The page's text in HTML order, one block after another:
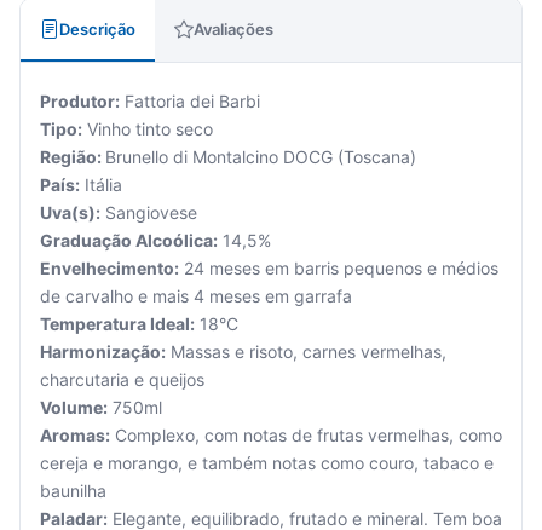
carrinho
está
vazio.
Descrição Avaliações
Produtor: Fattoria dei Barbi
Tipo: Vinho tinto seco
Região: Brunello di Montalcino DOCG (Toscana)
País: Itália
Uva(s): Sangiovese
Graduação Alcoólica: 14,5%
Envelhecimento: 24 meses em barris pequenos e médios
de carvalho e mais 4 meses em garrafa
Temperatura Ideal: 18°C
Harmonização: Massas e risoto, carnes vermelhas,
charcutaria e queijos
Volume: 750ml
Aromas: Complexo, com notas de frutas vermelhas, como
cereja e morango, e também notas como couro, tabaco e
baunilha
Paladar: Elegante, equilibrado, frutado e mineral. Tem boa